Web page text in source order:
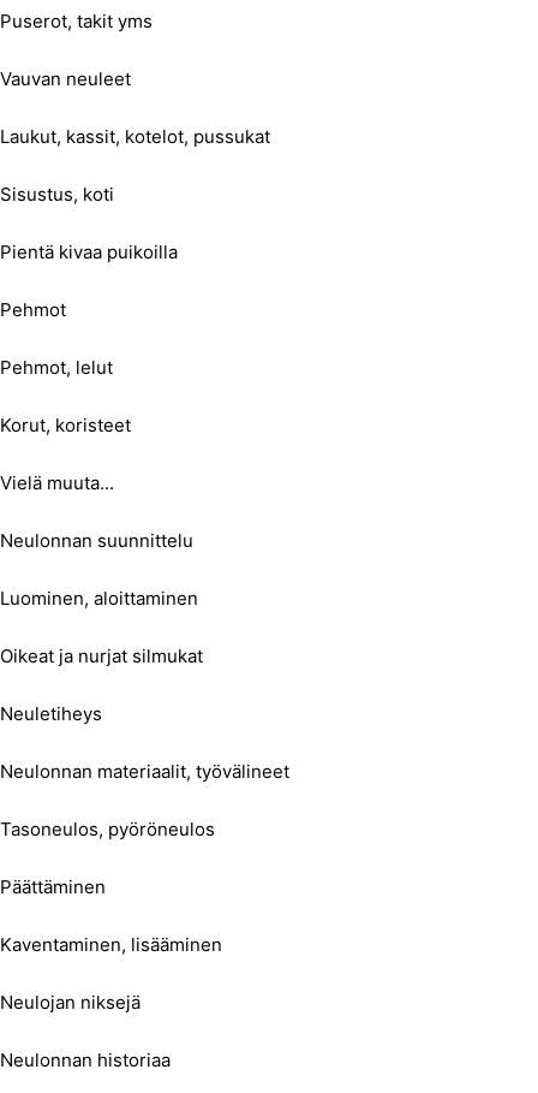
Puserot, takit yms
Vauvan neuleet
Laukut, kassit, kotelot, pussukat
Sisustus, koti
Pientä kivaa puikoilla
Pehmot
Pehmot, lelut
Korut, koristeet
Vielä muuta...
Neulonnan suunnittelu
Luominen, aloittaminen
Oikeat ja nurjat silmukat
Neuletiheys
Neulonnan materiaalit, työvälineet
Tasoneulos, pyöröneulos
Päättäminen
Kaventaminen, lisääminen
Neulojan niksejä
Neulonnan historiaa